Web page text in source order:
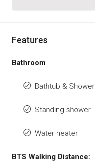
Features
Bathroom
Bathtub & Shower
Standing shower
Water heater
BTS Walking Distance: